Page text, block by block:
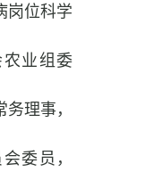
岗位科学
业组委
理事，
委员，